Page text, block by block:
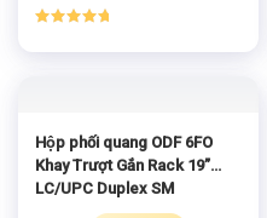
hạng5.00
Hộp phối quang ODF 6FO
Khay Trượt Gắn Rack 19”
LC/UPC Duplex SM